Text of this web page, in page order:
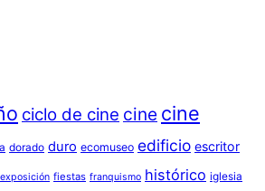
ciclo de cine cine cine
dorado duro ecomuseo edificio escritor
exposición fiestas franquismo histórico iglesia